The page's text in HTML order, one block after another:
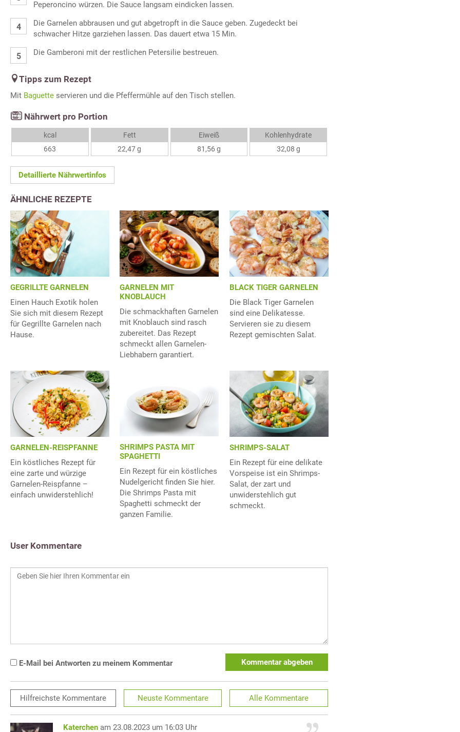
Peperoncino würzen. Die Sauce langsam eindicken lassen.
Die Garnelen abbrausen und gut abgetropft in die Sauce geben. Zugedeckt bei
schwacher Hitze garziehen lassen. Das dauert etwa 15 Min.
Die Gamberoni mit der restlichen Petersilie bestreuen.
Tipps zum Rezept
Mit Baguette servieren und die Pfeffermühle auf den Tisch stellen.
Nährwert pro Portion
kcal
663
Fett
22,47 g
Eiweiß
81,56 g
Kohlenhydrate
32,08 g
Detaillierte Nährwertinfos
ÄHNLICHE REZEPTE
GEGRILLTE GARNELEN
Einen Hauch Exotik holen
Sie sich mit diesem Rezept
für Gegrillte Garnelen nach
Hause.
GARNELEN MIT
KNOBLAUCH
Die schmackhaften Garnelen
mit Knoblauch sind rasch
zubereitet. Das Rezept
schmeckt allen Garnelen-
Liebhabern garantiert.
BLACK TIGER GARNELEN
Die Black Tiger Garnelen
sind eine Delikatesse.
Servieren sie zu diesem
Rezept gemischten Salat.
GARNELEN-REISPFANNE
Ein köstliches Rezept für
eine zarte und würzige
Garnelen-Reispfanne –
einfach unwiderstehlich!
SHRIMPS PASTA MIT
SPAGHETTI
Ein Rezept für ein köstliches
Nudelgericht finden Sie hier.
Die Shrimps Pasta mit
Spaghetti schmeckt der
ganzen Familie.
SHRIMPS-SALAT
Ein Rezept für eine delikate
Vorspeise ist ein Shrimps-
Salat, der zart und
unwiderstehlich gut
schmeckt.
User Kommentare
E-Mail bei Antworten zu meinem Kommentar Kommentar abgeben
Hilfreichste Kommentare Neuste Kommentare Alle Kommentare
Katerchen am 23.08.2023 um 16:03 Uhr